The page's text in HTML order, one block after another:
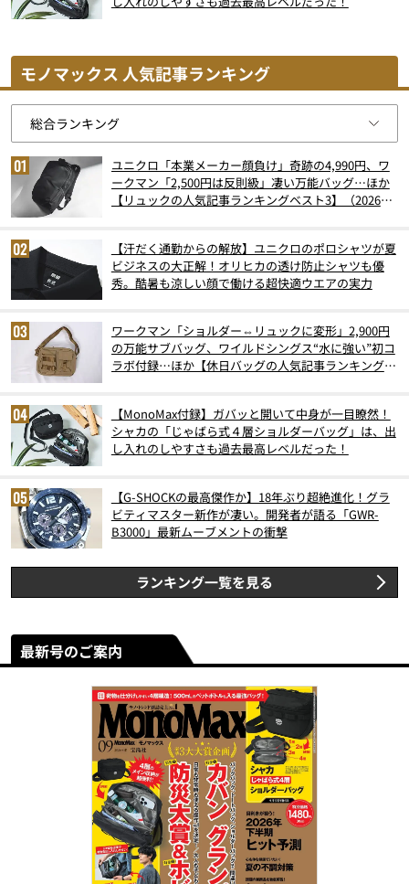
モノマックス 人気記事ランキング
ユニクロ「本業メーカー顔負け」奇跡の4,990円、ワ
ークマン「2,500円は反則級」凄い万能バッグ…ほか
【リュックの人気記事ランキングベスト3】（2026年
【汗だく通勤からの解放】ユニクロのポロシャツが夏
ビジネスの大正解！オリヒカの透け防止シャツも優
秀。酷暑も涼しい顔で働ける超快適ウエアの実力
ワークマン「ショルダー⇔リュックに変形」2,900円
の万能サブバッグ、ワイルドシングス“水に強い”初コ
ラボ付録…ほか【休日バッグの人気記事ランキングベ
【MonoMax付録】ガバッと開いて中身が一目瞭然！
シャカの「じゃばら式４層ショルダーバッグ」は、出
し入れのしやすさも過去最高レベルだった！
【G-SHOCKの最高傑作か】18年ぶり超絶進化！グラ
ビティマスター新作が凄い。開発者が語る「GWR-
B3000」最新ムーブメントの衝撃
ランキング一覧を見る
最新号のご案内